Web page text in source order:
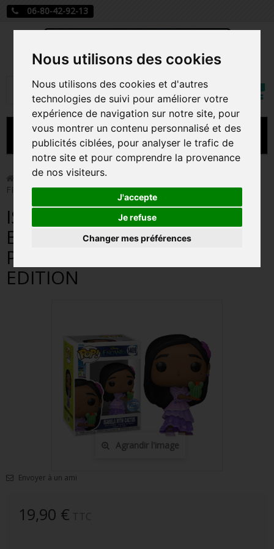
Nous utilisons des cookies
Nous utilisons des cookies et d'autres
technologies de suivi pour améliorer votre
expérience de navigation sur notre site, pour
vous montrer un contenu personnalisé et des
publicités ciblées, pour analyser le trafic de
notre site et pour comprendre la provenance
de nos visiteurs.
J'accepte
Je refuse
Changer mes préférences
06-80-42-92-13
Rechercher
Mon
MENU
CARTE A JOUER
PRÉCOMMANDE FIGURINES POP
FIGURINES POP MANGA
FIGURINES POP DISNEY
FIGURINES POP MARVEL
FIGURINES POP AUTRES FILMS
FIGURINES POP SPORTS
FIGURINES POP ANIME
FIGURINES POP HARRY POTTER
FIGURINES POP STAR WARS
FIGURINES POP SEIGNEUR DES ANNEAUX
FIGURINES POP DC COMICS
Funko Pop! > ISABELA WITH CACTUS / ENCANTO /
FIGURINE FUNKO POP / EXCLUSIVE SPECIAL EDITION
ISABELA WITH CACTUS /
ENCANTO / FIGURINE FUNKO
POP / EXCLUSIVE SPECIAL
EDITION
Agrandir l'image
Envoyer à un ami
19,90 €